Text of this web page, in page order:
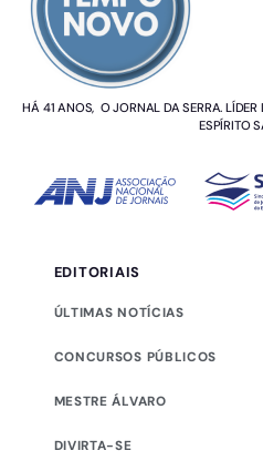
HÁ 41 ANOS, O JORNAL DA SERRA.
ESPÍRITO
EDITORIAIS
ÚLTIMAS NOTÍCIAS
CONCURSOS PÚBLICOS
MESTRE ÁLVARO
DIVIRTA-SE